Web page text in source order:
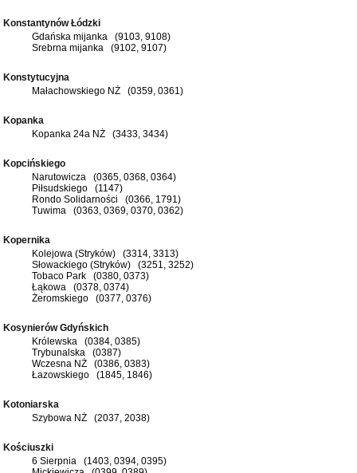
Konstantynów Łódzki
Gdańska mijanka (9103, 9108)
Srebrna mijanka (9102, 9107)
Konstytucyjna
Małachowskiego NŻ (0359, 0361)
Kopanka
Kopanka 24a NŻ (3433, 3434)
Kopcińskiego
Narutowicza (0365, 0368, 0364)
Piłsudskiego (1147)
Rondo Solidarności (0366, 1791)
Tuwima (0363, 0369, 0370, 0362)
Kopernika
Kolejowa (Stryków) (3314, 3313)
Słowackiego (Stryków) (3251, 3252)
Tobaco Park (0380, 0373)
Łąkowa (0378, 0374)
Żeromskiego (0377, 0376)
Kosynierów Gdyńskich
Królewska (0384, 0385)
Trybunalska (0387)
Wczesna NŻ (0386, 0383)
Łazowskiego (1845, 1846)
Kotoniarska
Szybowa NŻ (2037, 2038)
Kościuszki
6 Sierpnia (1403, 0394, 0395)